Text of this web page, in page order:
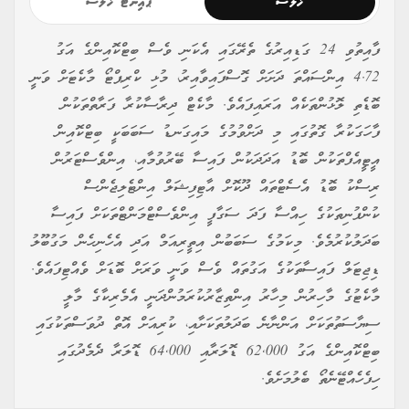
ފާއިތުވި 24 ގަޑިއިރުގެ ތެރޭގައި އެކަނި ވެސް ބިޓްކޮއިންގެ އަގު
4.72 އިންސައްތަ ދަށަށް ގޮސްފައިވާއިރު، މުޅި ކްރިޕްޓޯ މާކެޓަށް ވަނީ
ބޮޑެތި ލޮޅުންތަކެއް އަރައިފައެވެ. މާކެޓް ދިރާސާކުރާ ފަރާތްތަކުން
ފާހަގަކުރާ ގޮތުގައި މި ދަށްވުމުގެ މައިގަނޑު ސަބަބަކީ ބިޓްކޮއިން
އީޓީއެފްތަކުން ބޮޑު އަދަދަކުން ފައިސާ ބޭރުވުމާއި، އިންވެސްޓަރުން
ރިސްކު ބޮޑު އެސެޓްތައް ދޫކޮށް އާޓިފިޝަލް އިންޓެލިޖެންސް
ކުންފުނިތަކުގެ ހިއްސާ ފަދަ ސަގާފީ އިންވެސްޓްމަންޓްތަކަށް ފައިސާ
ބަދަލުކުރުމެވެ. މިކަމުގެ ސަބަބުން އިތީރިއަމް އަދި އެހެނިހެން މަގުބޫލު
ޑިޖިޓަލް ފައިސާތަކުގެ އަގުތައް ވެސް ވަނީ ވަރަށް ބޮޑަށް ވެއްޓިފައެވެ.
މާކެޓުގެ މާހިރުން މިހާރު އިންތިޒާރުކުރަމުންދަނީ އެމެރިކާގެ މާލީ
ސިޔާސަތުތަކަށް އަންނާނެ ބަދަލުތަކަށާއި، ކުރިއަށް އޮތް ދުވަސްތަކުގައި
ބިޓްކޮއިންގެ އަގު 62,000 ޑޮލަރާއި 64,000 ޑޮލަރާ ދެމެދުގައި
ހިފެހެއްޓޭނެތޯ ބެލުމަށެވެ.